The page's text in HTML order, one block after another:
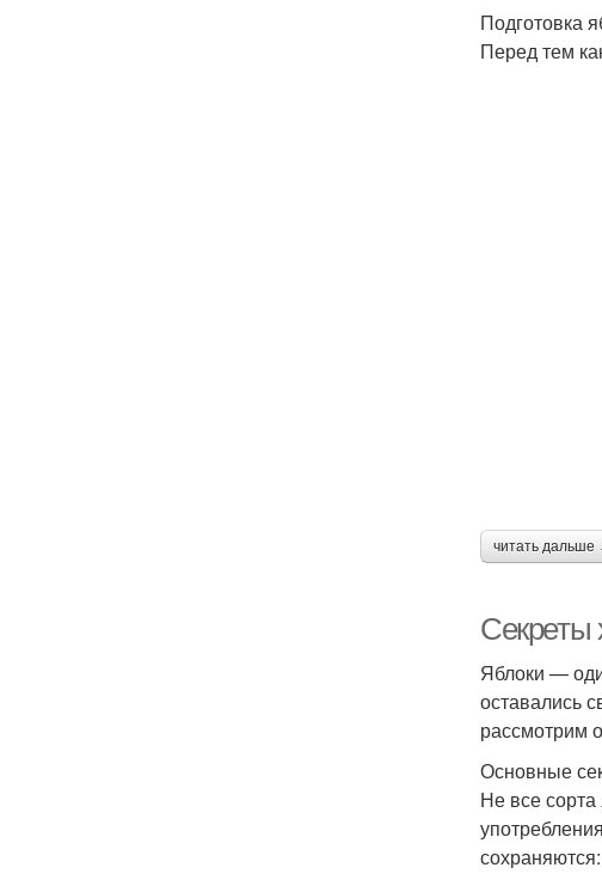
Подготовка
Перед тем
читать дальше
Секреты
Яблоки —
оставались
рассмотрим
Основные
Не все
сохраняются: